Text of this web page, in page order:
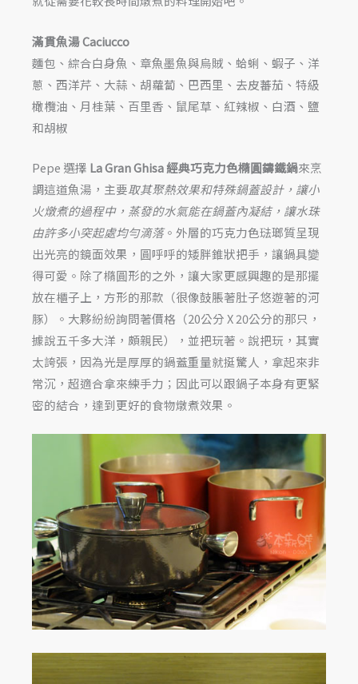
滿貫魚湯 Caciucco
麵包、綜合白身魚、章魚墨魚與烏賊、蛤蜊、蝦子、洋
蔥、西洋芹、大蒜、胡蘿蔔、巴西里、去皮蕃茄、特級
橄欖油、月桂葉、百里香、鼠尾草、紅辣椒、白酒、鹽
和胡椒
Pepe 選擇 La Gran Ghisa經典巧克力色橢圓鑄鐵鍋來烹
調這道魚湯，主要取其聚熱效果和特殊鍋蓋設計，讓小
火燉煮的過程中，蒸發的水氣能在鍋蓋內凝結，讓水珠
由許多小突起處均勻滴落。外層的巧克力色琺瑯質呈現
出光亮的鏡面效果，圓呼呼的矮胖錐狀把手，讓鍋具變
得可愛。除了橢圓形的之外，讓大家更感興趣的是那擺
放在櫃子上，方形的那款（很像鼓脹著肚子悠遊著的河
豚）。大夥紛紛詢問著價格（20公分 X 20公分的那只，
據說五千多大洋，頗親民），並把玩著。說把玩，其實
太誇張，因為光是厚厚的鍋蓋重量就挺驚人，拿起來非
常沉，超適合拿來練手力；因此可以跟鍋子本身有更緊
密的結合，達到更好的食物燉煮效果。